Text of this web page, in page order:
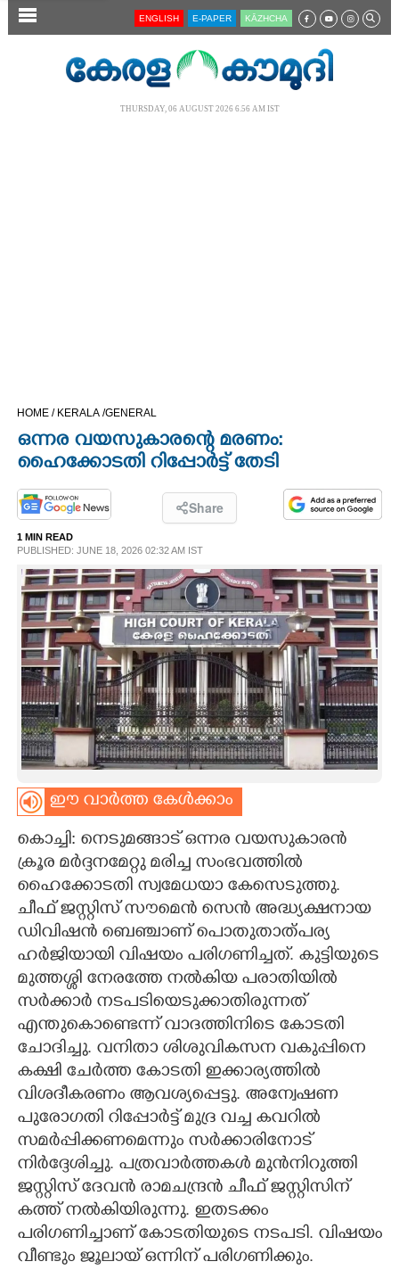
SECTIONS
CINEMA
OPINION
PHOTOS
LIFESTYLE
SPIRITUAL
INFO+
ART
CARTOONS
LITERATURE
ZOOM
CONTACT US
ENGLISH E-PAPER KĀZHCHA
THURSDAY, 06 AUGUST 2026 6.56 AM IST
HOME / KERALA /GENERAL
ഒന്നര വയസുകാരന്റെ മരണം:
ഹൈക്കോടതി റിപ്പോർട്ട് തേടി
Share
1 MIN READ
PUBLISHED: JUNE 18, 2026 02:32 AM IST
ഈ വാർത്ത കേൾക്കാം
കൊച്ചി: നെടുമങ്ങാട് ഒന്നര വയസുകാരൻ
ക്രൂര മർദ്ദനമേറ്റു മരിച്ച സംഭവത്തിൽ
ഹൈക്കോടതി സ്വമേധയാ കേസെടുത്തു.
ചീഫ് ജസ്റ്റിസ് സൗമെൻ സെൻ അദ്ധ്യക്ഷനായ
ഡിവിഷൻ ബെഞ്ചാണ് പൊതുതാത്പര്യ
ഹർജിയായി വിഷയം പരിഗണിച്ചത്. കുട്ടിയുടെ
മുത്തശ്ശി നേരത്തേ നൽകിയ പരാതിയിൽ
സർക്കാർ നടപടിയെടുക്കാതിരുന്നത്
എന്തുകൊണ്ടെന്ന് വാദത്തിനിടെ കോടതി
ചോദിച്ചു. വനിതാ ശിശുവികസന വകുപ്പിനെ
കക്ഷി ചേർത്ത കോടതി ഇക്കാര്യത്തിൽ
വിശദീകരണം ആവശ്യപ്പെട്ടു. അന്വേഷണ
പുരോഗതി റിപ്പോർട്ട് മുദ്ര വച്ച കവറിൽ
സമർപ്പിക്കണമെന്നും സർക്കാരിനോട്
നിർദ്ദേശിച്ചു. പത്രവാർത്തകൾ മുൻനിറുത്തി
ജസ്റ്റിസ് ദേവൻ രാമചന്ദ്രൻ ചീഫ് ജസ്റ്റിസിന്
കത്ത് നൽകിയിരുന്നു. ഇതടക്കം
പരിഗണിച്ചാണ് കോടതിയുടെ നടപടി. വിഷയം
വീണ്ടും ജൂലായ് ഒന്നിന് പരിഗണിക്കും.